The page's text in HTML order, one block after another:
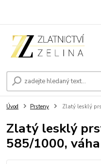
Úvod Prsteny Zlatý lesklý
Zlatý lesklý
585/1000,